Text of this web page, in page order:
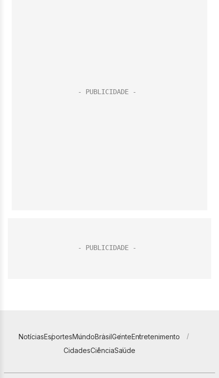
NotíciasEsportesMundoBrasilGenteEntretenimento
CidadesCiênciaSaúde